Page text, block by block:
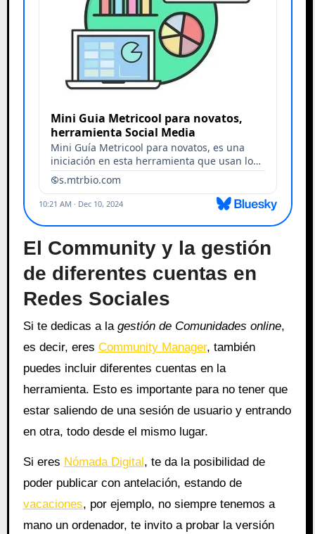
El Community y la gestión
de diferentes cuentas en
Redes Sociales
Si te dedicas a la gestión de Comunidades online,
es decir, eres Community Manager, también
puedes incluir diferentes cuentas en la
herramienta. Esto es importante para no tener que
estar saliendo de una sesión de usuario y entrando
en otra, todo desde el mismo lugar.
Si eres Nómada Digital, te da la posibilidad de
poder publicar con antelación, estando de
vacaciones, por ejemplo, no siempre tenemos a
mano un ordenador, te invito a probar la versión